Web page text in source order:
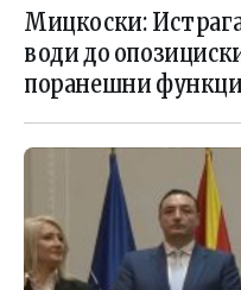
ИСТРАГАТА
Мицкоски:
води до
поранешни